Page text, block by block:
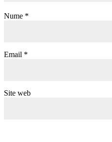
Nume *
Email *
Site web